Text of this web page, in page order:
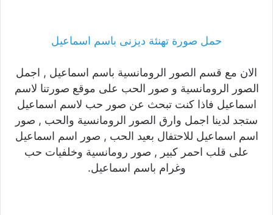
حمل صورة تهنئة ديزنى باسم اسماعيل
الان مع قسم الصور الرومانسية باسم اسماعيل , اجمل
الصور الرومانسية و صور الحب على موقع صورتنا لاسم
اسماعيل فاذا كنت تبحث عن صور حب لاسم اسماعيل
ستجد لدينا اجمل وارق الصور الرومانسية والحب , صور
اسم اسماعيل للاحتفال بعيد الحب , صور اسم اسماعيل
على قلب احمر كبير , صور رومانسية وخلفيات حب
وغرام باسم اسماعيل.